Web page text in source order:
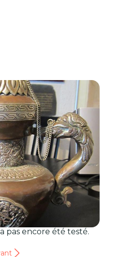
pas encore été testé.